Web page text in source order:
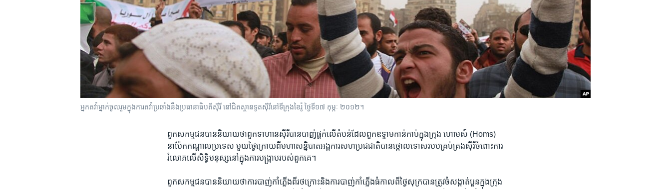
អ្នកតវ៉ាម្នាក់​ចូលរួម​ក្នុង​ការ​តវ៉ា​ប្រឆាំង​នឹង​ប្រធានាធិបតីស៊ីរី នៅ​ជិត​ស្ថានទូត​ស៊ីរីនៅទីក្រុង​ខៃរ៉ូ ថ្ងៃទី១៧ កុម្ភៈ ២០១២។
ពួក​សកម្មជន​បាន​និយាយ​ថា​ពួក​ទាហាន​ស៊ីរី​បាន​បាញ់​ផ្តក់​លើ​តំបន់​ដែល​ពួក​ឧទ្ទាម​កាន់​កាប់​ក្នុង​ក្រុង​ ហោមស៍ (Homs)
នា​ប៉ែក​កណ្តាល​ប្រទេស​ មួយ​ថ្ងៃ​ក្រោយ​ពី​មហា​សន្និបាត​អង្គការសហប្រជជាតិ​បាន​ថ្កោល​ទោស​របប​គ្រប់​គ្រង​ស៊ីរី​ចំពោះ​ការ​
រំលោភ​លើ​សិទ្ធិ​មនុស្ស​នៅ​ក្នុង​ការ​បង្ក្រាប​របស់​ពួក​គេ។
ពួក​សកម្មជន​បាន​និយាយ​ថា​ការ​បាញ់​កាំភ្លើង​ពី​រថក្រោះ​និង​ការ​បាញ់​កាំ​ភ្លើង​ធំ​កាល​ពី​ថ្ងៃ​សុក្រ​បាន​ត្រូវ​ចំ​សង្កាត់​បួន​ក្នុង​ក្រុង​